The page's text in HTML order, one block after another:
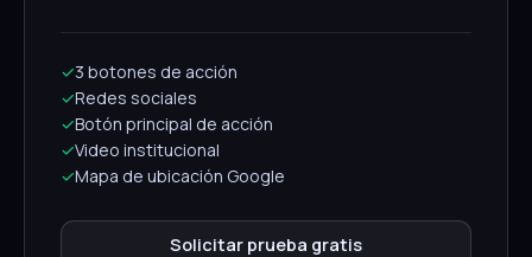
✓3 botones de acción
✓Redes sociales
✓Botón principal de acción
✓Video institucional
✓Mapa de ubicación Google
Solicitar prueba gratis